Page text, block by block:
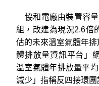
協和電廠由裝置容
組，改建為現況2.6倍
估的未來溫室氣體年
體排放量資訊平台」
溫室氣體年排放量平
減少」指稱反四接環